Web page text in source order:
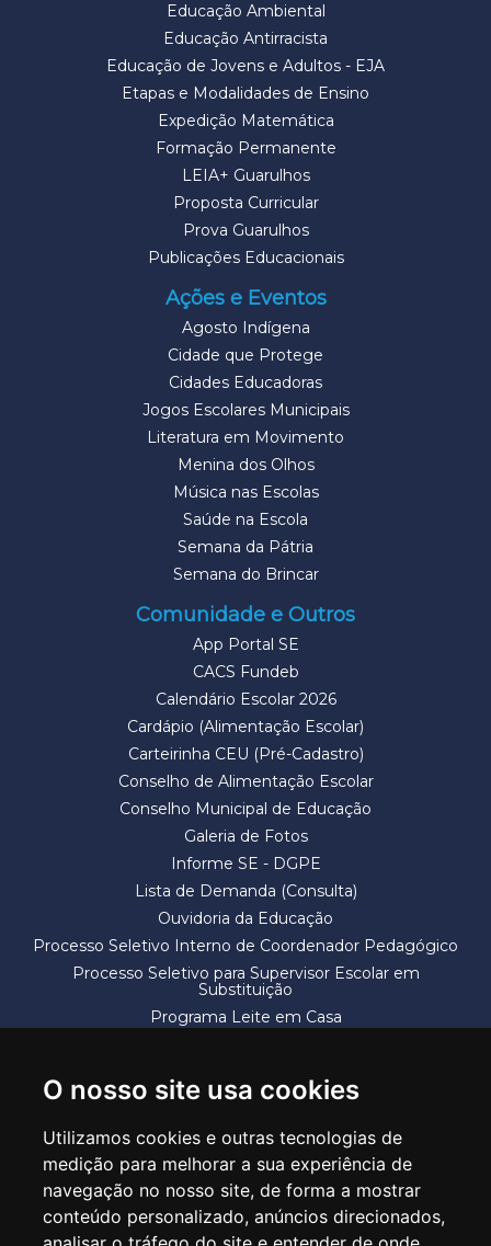
O nosso site usa cookies
Utilizamos cookies e outras tecnologias de
medição para melhorar a sua experiência de
navegação no nosso site, de forma a mostrar
conteúdo personalizado, anúncios direcionados,
Educação Ambiental
Educação Antirracista
Educação de Jovens e Adultos - EJA
Etapas e Modalidades de Ensino
Expedição Matemática
Formação Permanente
LEIA+ Guarulhos
Proposta Curricular
Prova Guarulhos
Publicações Educacionais
Ações e Eventos
Agosto Indígena
Cidade que Protege
Cidades Educadoras
Jogos Escolares Municipais
Literatura em Movimento
Menina dos Olhos
Música nas Escolas
Saúde na Escola
Semana da Pátria
Semana do Brincar
Comunidade e Outros
App Portal SE
CACS Fundeb
Calendário Escolar 2026
Cardápio (Alimentação Escolar)
Carteirinha CEU (Pré-Cadastro)
Conselho de Alimentação Escolar
Conselho Municipal de Educação
Galeria de Fotos
Informe SE - DGPE
Lista de Demanda (Consulta)
Ouvidoria da Educação
Processo Seletivo Interno de Coordenador Pedagógico
Processo Seletivo para Supervisor Escolar em
Substituição
Programa Leite em Casa
SECRETARIA DE EDUCAÇÃO